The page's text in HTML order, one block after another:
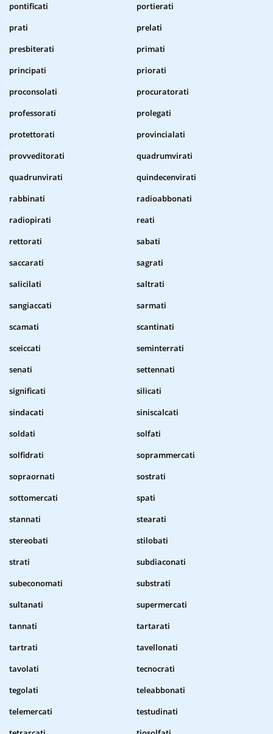
pontificati
portierati
prati
prelati
presbiterati
primati
principati
priorati
proconsolati
procuratorati
professorati
prolegati
protettorati
provincialati
provveditorati
quadrumvirati
quadrunvirati
quindecenvirati
rabbinati
radioabbonati
radiopirati
reati
rettorati
sabati
saccarati
sagrati
salicilati
saltrati
sangiaccati
sarmati
scamati
scantinati
sceiccati
seminterrati
senati
settennati
significati
silicati
sindacati
siniscalcati
soldati
solfati
solfidrati
soprammercati
sopraornati
sostrati
sottomercati
spati
stannati
stearati
stereobati
stilobati
strati
subdiaconati
subeconomati
substrati
sultanati
supermercati
tannati
tartarati
tartrati
tavellonati
tavolati
tecnocrati
tegolati
teleabbonati
telemercati
testudinati